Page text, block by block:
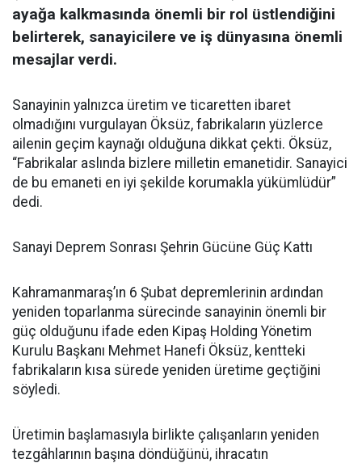
ayağa kalkmasında önemli bir rol üstlendiğini
belirterek, sanayicilere ve iş dünyasına önemli
mesajlar verdi.
Sanayinin yalnızca üretim ve ticaretten ibaret
olmadığını vurgulayan Öksüz, fabrikaların yüzlerce
ailenin geçim kaynağı olduğuna dikkat çekti. Öksüz,
“Fabrikalar aslında bizlere milletin emanetidir. Sanayici
de bu emaneti en iyi şekilde korumakla yükümlüdür”
dedi.
Sanayi Deprem Sonrası Şehrin Gücüne Güç Kattı
Kahramanmaraş’ın 6 Şubat depremlerinin ardından
yeniden toparlanma sürecinde sanayinin önemli bir
güç olduğunu ifade eden Kipaş Holding Yönetim
Kurulu Başkanı Mehmet Hanefi Öksüz, kentteki
fabrikaların kısa sürede yeniden üretime geçtiğini
söyledi.
Üretimin başlamasıyla birlikte çalışanların yeniden
tezgâhlarının başına döndüğünü, ihracatın